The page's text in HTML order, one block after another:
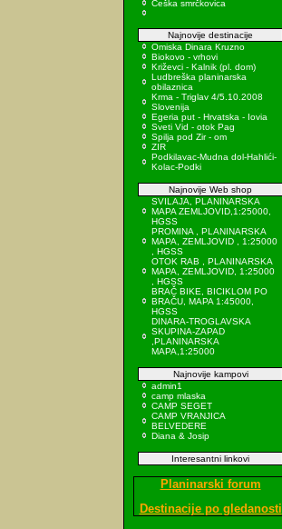
Češka smrčkovica
Najnovije destinacije
Omiska Dinara Kruzno
Biokovo - vrhovi
Križevci - Kalnik (pl. dom)
Ludbreška planinarska
obilaznica
Krma - Triglav 4/5.10.2008
Slovenija
Egeria put - Hrvatska - Iovia
Sveti Vid - otok Pag
Spilja pod Zir - om
ZIR
Podkilavac-Mudna dol-Hahlići-
Kolac-Podki
Najnovije Web shop
SVILAJA, PLANINARSKA
MAPA ZEMLJOVID,1:25000,
HGSS
PROMINA , PLANINARSKA
MAPA, ZEMLJOVID , 1:25000
, HGSS
OTOK RAB , PLANINARSKA
MAPA, ZEMLJOVID, 1:25000
, HGSS
BRAČ BIKE, BICIKLOM PO
BRAČU, MAPA 1:45000,
HGSS
DINARA-TROGLAVSKA
SKUPINA-ZAPAD
,PLANINARSKA
MAPA,1:25000
Najnovije kampovi
admin1
camp mlaska
CAMP SEGET
CAMP VRANJICA
BELVEDERE
Diana & Josip
Interesantni linkovi
Planinarski forum
Destinacije po gledanosti